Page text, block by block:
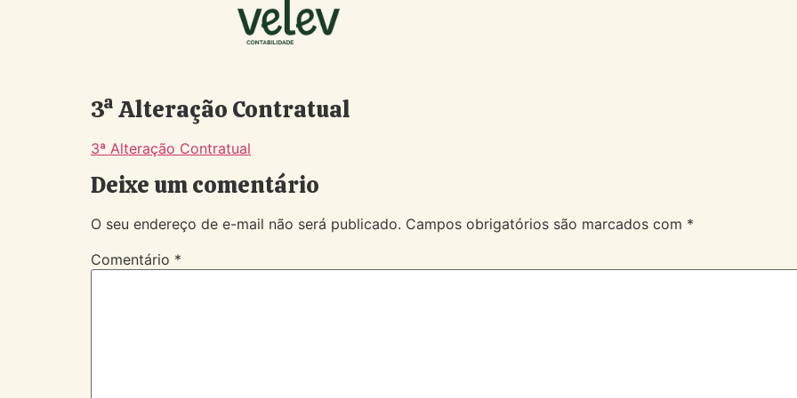
3ª Alteração Contratual
3ª Alteração Contratual
Deixe um comentário
O seu endereço de e-mail não será publicado. Campos obrigatórios são marcados com *
Comentário *